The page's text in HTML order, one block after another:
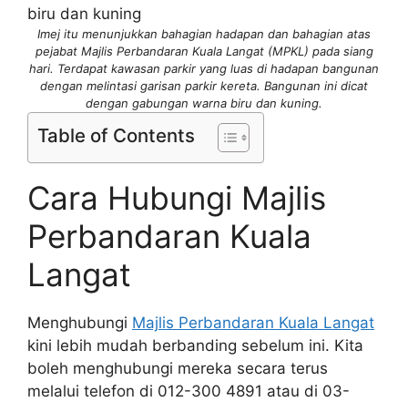
Imej itu menunjukkan bahagian hadapan dan bahagian atas
pejabat Majlis Perbandaran Kuala Langat (MPKL) pada siang
hari. Terdapat kawasan parkir yang luas di hadapan bangunan
dengan melintasi garisan parkir kereta. Bangunan ini dicat
dengan gabungan warna biru dan kuning.
Table of Contents
Cara Hubungi Majlis
Perbandaran Kuala
Langat
Menghubungi Majlis Perbandaran Kuala Langat
kini lebih mudah berbanding sebelum ini. Kita
boleh menghubungi mereka secara terus
melalui telefon di 012-300 4891 atau di 03-